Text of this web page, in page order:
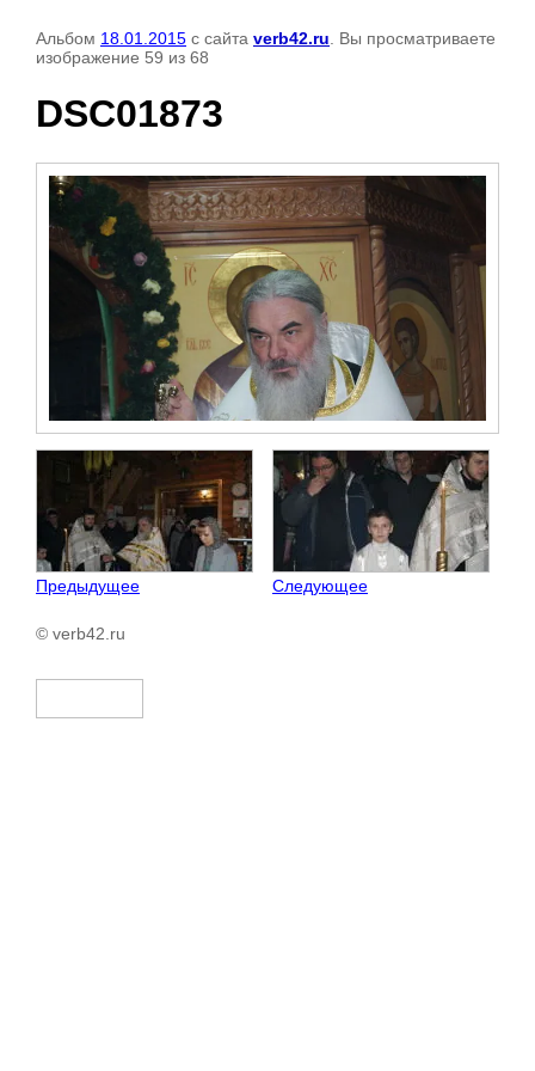
Альбом 18.01.2015 с сайта verb42.ru . Вы просматриваете
изображение 59 из 68
DSC01873
Предыдущее Следующее
© verb42.ru